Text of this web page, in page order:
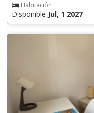
Habitación
Disponible Jul, 1 2027